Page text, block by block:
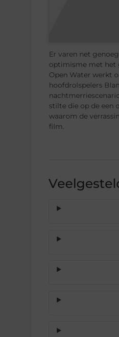
Er varen net
optimisme met het
Open Water werkt
hoofdrolspelers
stilte die op de een
waarom de
film.